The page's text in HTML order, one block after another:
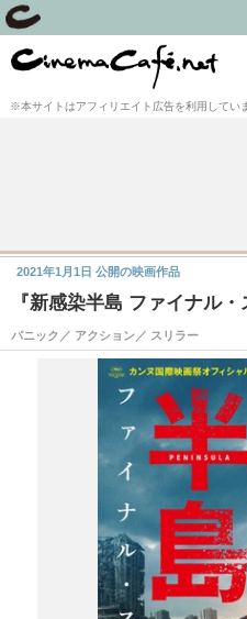
※本サイトはアフィリエイト広告を利用してい
『新感染半島 ファイナル
パニック／ アクション／ スリラー
2021年1月1日 公開の映画作品